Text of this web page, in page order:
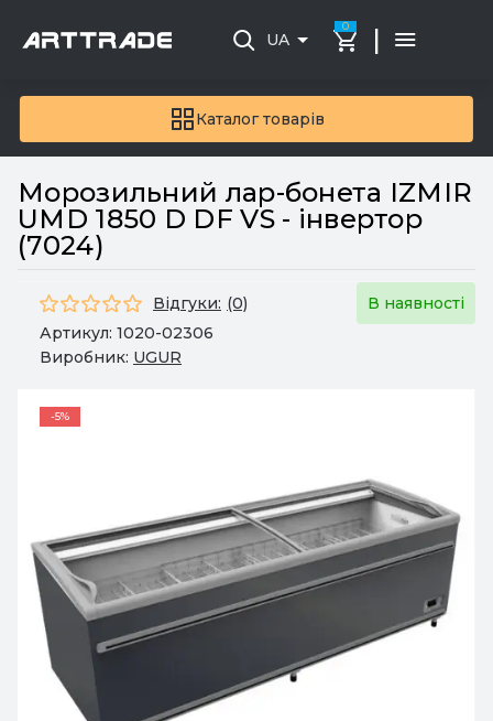
Каталог товарів
UA
0 |
Морозильний лар-бонета IZMIR
UMD 1850 D DF VS - інвертор
(7024)
Відгуки: (0)
В наявності
Артикул: 1020-02306
Виробник: UGUR
-5%